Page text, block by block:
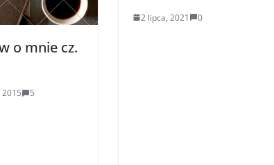
o mnie cz.
5
2 lipca, 2021 0